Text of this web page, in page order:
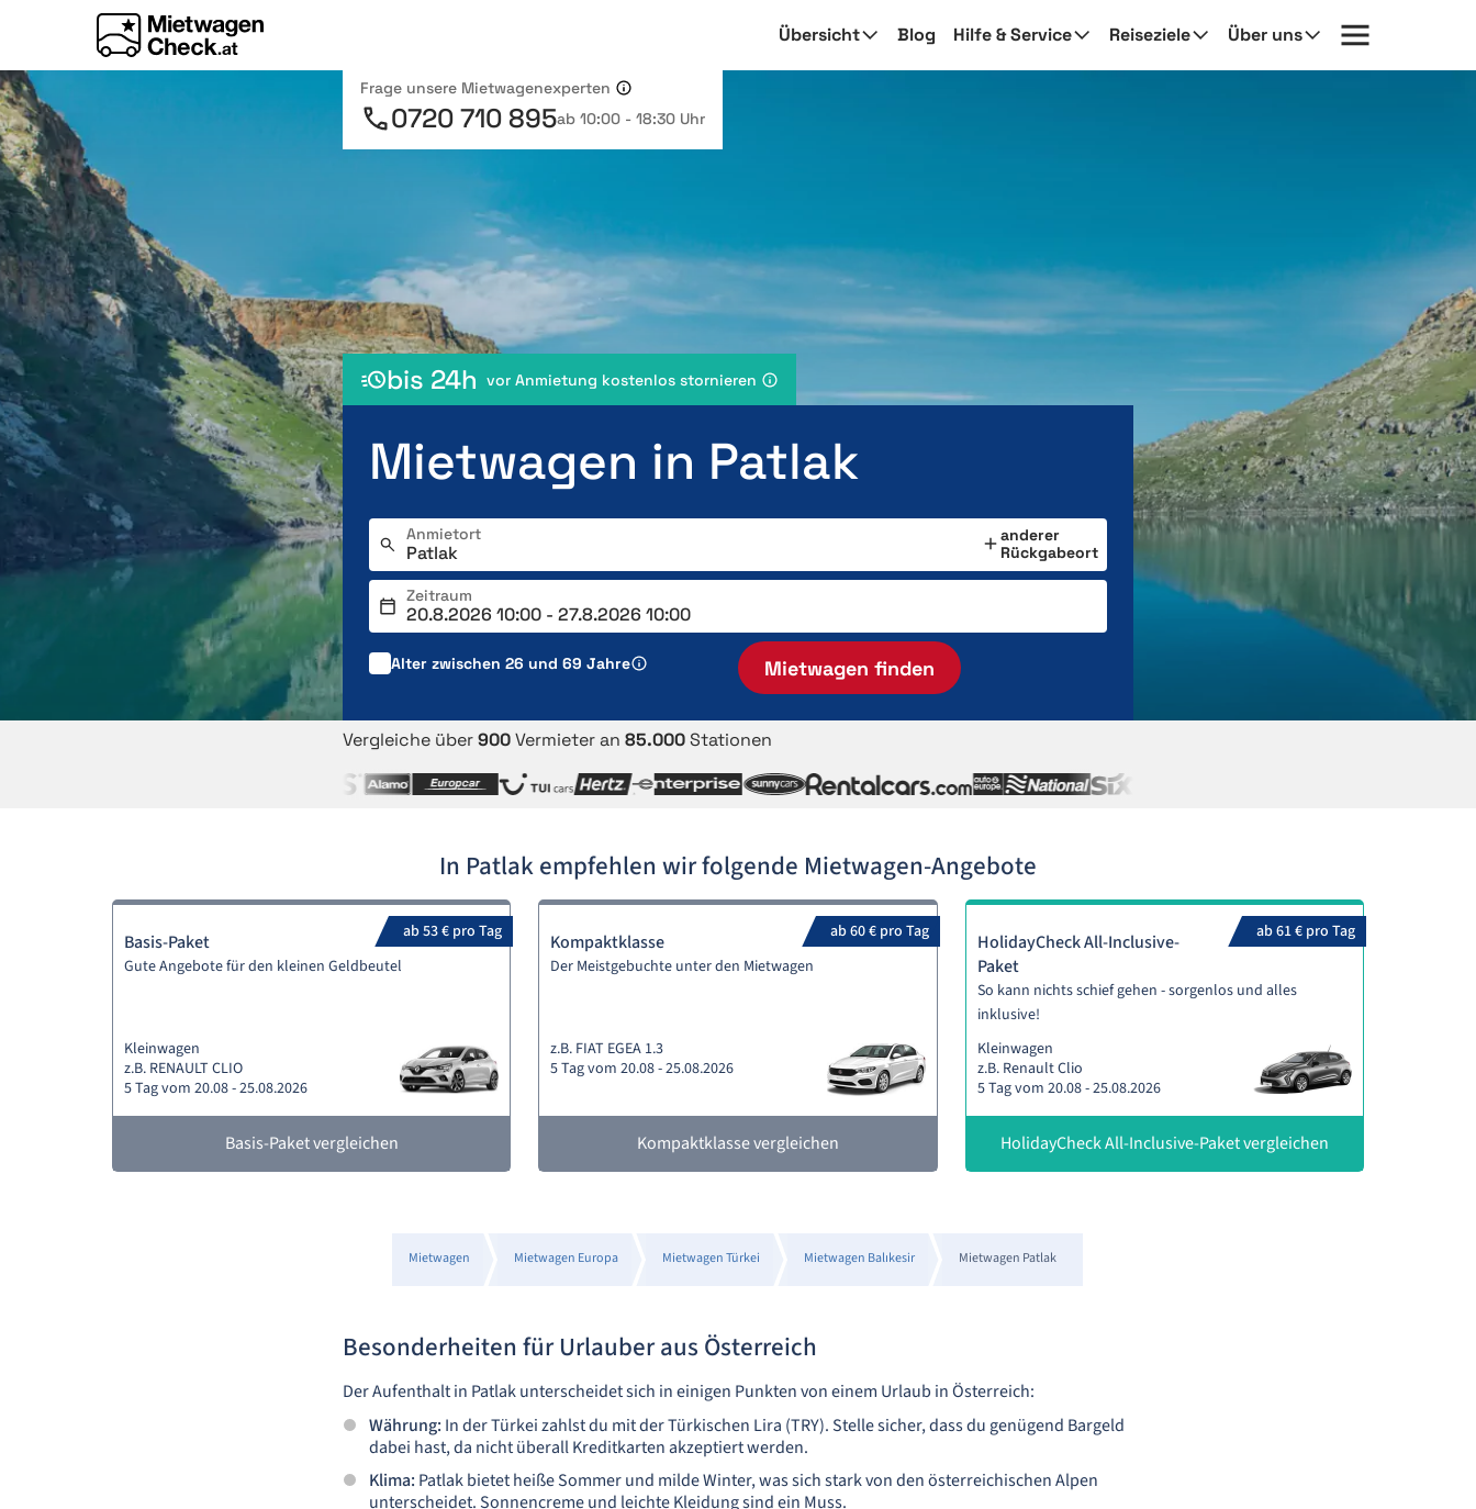
Übersicht Blog Hilfe & Service Reiseziele Über uns
Frage unsere Mietwagenexperten
0720 710 895ab 10:00 - 18:30 Uhr
bis 24h vor Anmietung kostenlos stornieren
Mietwagen in Patlak
Anmietort
anderer
Rückgabeort
Zeitraum
Alter zwischen 26 und 69 Jahre Mietwagen finden
Vergleiche über900Vermieter an 85.000Stationen
In Patlak empfehlen wir folgende Mietwagen-Angebote
ab 53 € pro Tag
Basis-Paket
Gute Angebote für den kleinen Geldbeutel
Kleinwagen
z.B. RENAULT CLIO
5 Tag vom 20.08 - 25.08.2026
Basis-Paket vergleichen
ab 60 € pro Tag
Kompaktklasse
Der Meistgebuchte unter den Mietwagen
z.B. FIAT EGEA 1.3
5 Tag vom 20.08 - 25.08.2026
Kompaktklasse vergleichen
ab 61 € pro Tag
HolidayCheck All-Inclusive-
Paket
So kann nichts schief gehen - sorgenlos und alles
inklusive!
Kleinwagen
z.B. Renault Clio
5 Tag vom 20.08 - 25.08.2026
HolidayCheck All-Inclusive-Paket vergleichen
Mietwagen Mietwagen Europa Mietwagen Türkei Mietwagen Balıkesir Mietwagen Patlak
Besonderheiten für Urlauber aus Österreich
Der Aufenthalt in Patlak unterscheidet sich in einigen Punkten von einem Urlaub in Österreich:
Währung: In der Türkei zahlst du mit der Türkischen Lira (TRY). Stelle sicher, dass du genügend Bargeld
dabei hast, da nicht überall Kreditkarten akzeptiert werden.
Klima: Patlak bietet heiße Sommer und milde Winter, was sich stark von den österreichischen Alpen
unterscheidet. Sonnencreme und leichte Kleidung sind ein Muss.